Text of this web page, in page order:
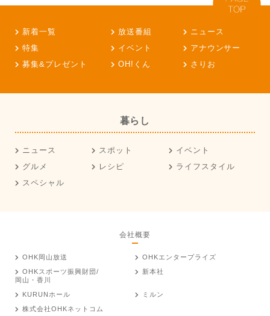
新着一覧 放送番組
ニュース
特集
イベント
アナウンサー
募集&プレゼント
OH!くん さりお
暮らし
ニュース スポット
イベント
グルメ
レシピ
ライフスタイル
スペシャル
会社概要
OHK岡山放送
OHKエンタープライズ
OHKスポーツ振興財団/
岡山・香川
新本社
KURUNホール
ミルン
株式会社OHKネットコム